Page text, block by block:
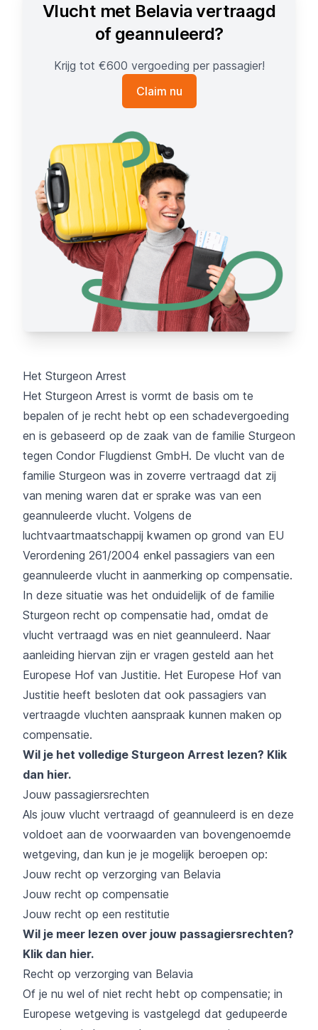
Vlucht met Belavia vertraagd
of geannuleerd?
Krijg tot €600 vergoeding per passagier!
Claim nu
Het Sturgeon Arrest
Het Sturgeon Arrest is vormt de basis om te
bepalen of je recht hebt op een schadevergoeding
en is gebaseerd op de zaak van de familie Sturgeon
tegen Condor Flugdienst GmbH. De vlucht van de
familie Sturgeon was in zoverre vertraagd dat zij
van mening waren dat er sprake was van een
geannuleerde vlucht. Volgens de
luchtvaartmaatschappij kwamen op grond van EU
Verordening 261/2004 enkel passagiers van een
geannuleerde vlucht in aanmerking op compensatie.
In deze situatie was het onduidelijk of de familie
Sturgeon recht op compensatie had, omdat de
vlucht vertraagd was en niet geannuleerd. Naar
aanleiding hiervan zijn er vragen gesteld aan het
Europese Hof van Justitie. Het Europese Hof van
Justitie heeft besloten dat ook passagiers van
vertraagde vluchten aanspraak kunnen maken op
compensatie.
Wil je het volledige Sturgeon Arrest lezen? Klik
dan hier.
Jouw passagiersrechten
Als jouw vlucht vertraagd of geannuleerd is en deze
voldoet aan de voorwaarden van bovengenoemde
wetgeving, dan kun je je mogelijk beroepen op:
Jouw recht op verzorging van Belavia
Jouw recht op compensatie
Jouw recht op een restitutie
Wil je meer lezen over jouw passagiersrechten?
Klik dan hier.
Recht op verzorging van Belavia
Of je nu wel of niet recht hebt op compensatie; in
Europese wetgeving is vastgelegd dat gedupeerde